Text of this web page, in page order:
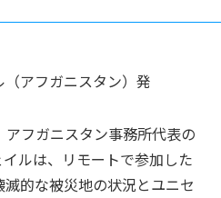
アフガニスタン） 発
フガニスタン事務所代表の
ルは、リモートで参加した
的な被災地の状況とユニセ